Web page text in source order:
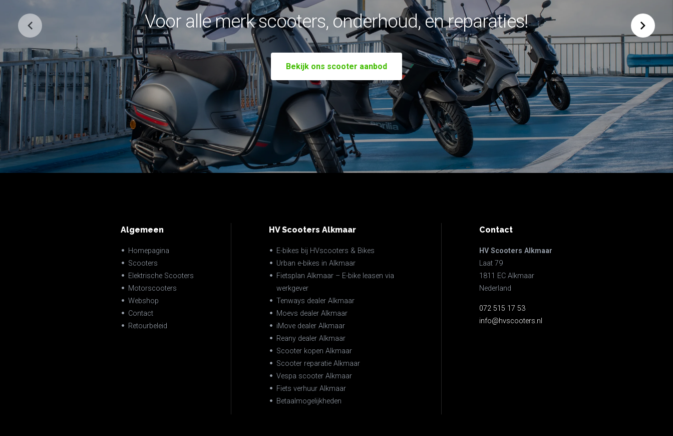
Voor alle merk scooters, onderhoud, en reparaties!
Bekijk ons scooter aanbod
Algemeen
Homepagina
Scooters
Elektrische Scooters
Motorscooters
Webshop
Contact
Retourbeleid
HV Scooters Alkmaar
E-bikes bij HVscooters & Bikes
Urban e-bikes in Alkmaar
Fietsplan Alkmaar – E-bike leasen via
werkgever
Tenways dealer Alkmaar
Moevs dealer Alkmaar
iMove dealer Alkmaar
Reany dealer Alkmaar
Scooter kopen Alkmaar
Scooter reparatie Alkmaar
Vespa scooter Alkmaar
Fiets verhuur Alkmaar
Betaalmogelijkheden
Contact
HV Scooters Alkmaar
Laat 79
1811 EC Alkmaar
Nederland
072 515 17 53
info@hvscooters.nl